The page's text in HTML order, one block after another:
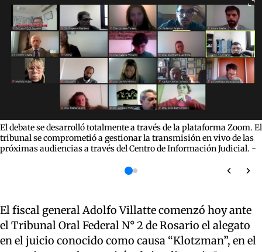
El debate se desarrolló totalmente a través de la plataforma Zoom. El
tribunal se comprometió a gestionar la transmisión en vivo de las
próximas audiencias a través del Centro de Información Judicial. -
El fiscal general Adolfo Villatte comenzó hoy ante
el Tribunal Oral Federal N° 2 de Rosario el alegato
en el juicio conocido como causa “Klotzman”, en el